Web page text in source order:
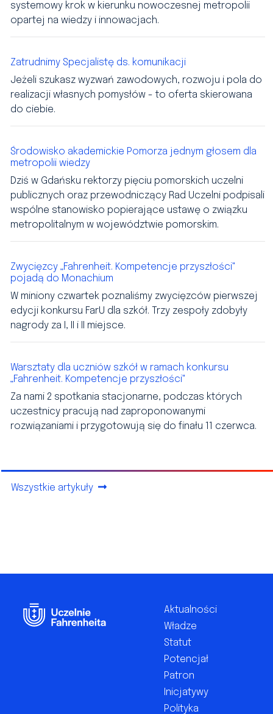
systemowy krok w kierunku nowoczesnej metropolii
opartej na wiedzy i innowacjach.
Zatrudnimy Specjalistę ds. komunikacji
Jeżeli szukasz wyzwań zawodowych, rozwoju i pola do
realizacji własnych pomysłów - to oferta skierowana
do ciebie.
Środowisko akademickie Pomorza jednym głosem dla
metropolii wiedzy
Dziś w Gdańsku rektorzy pięciu pomorskich uczelni
publicznych oraz przewodniczący Rad Uczelni podpisali
wspólne stanowisko popierające ustawę o związku
metropolitalnym w województwie pomorskim.
Zwycięzcy „Fahrenheit. Kompetencje przyszłości"
pojadą do Monachium
W miniony czwartek poznaliśmy zwycięzców pierwszej
edycji konkursu FarU dla szkół. Trzy zespoły zdobyły
nagrody za I, II i II miejsce.
Warsztaty dla uczniów szkół w ramach konkursu
„Fahrenheit. Kompetencje przyszłości"
Za nami 2 spotkania stacjonarne, podczas których
uczestnicy pracują nad zaproponowanymi
rozwiązaniami i przygotowują się do finału 11 czerwca.
Wszystkie artykuły
Aktualności
Władze
Statut
Potencjał
Patron
Inicjatywy
Polityka